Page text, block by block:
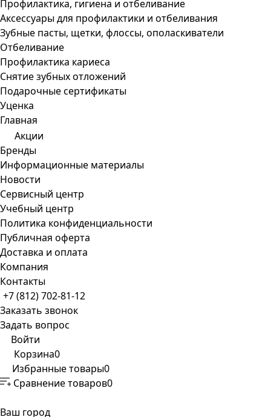
Профилактика, гигиена и отбеливание
Аксессуары для профилактики и отбеливания
Зубные пасты, щетки, флоссы, ополаскиватели
Отбеливание
Профилактика кариеса
Снятие зубных отложений
Подарочные сертификаты
Уценка
Главная
Акции
Бренды
Информационные материалы
Новости
Сервисный центр
Учебный центр
Политика конфиденциальности
Публичная оферта
Доставка и оплата
Компания
Контакты
+7 (812) 702-81-12
Заказать звонок
Задать вопрос
Войти
Корзина0
Избранные товары0
Сравнение товаров0
Ваш город